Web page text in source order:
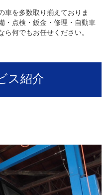
車を多数取り揃えておりま
・点検・鈑金・修理・自動車
何でもお任せください。
ス紹介